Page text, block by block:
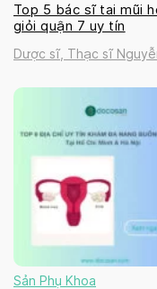
Top 5 bác sĩ tai mũi
giỏi quận 7 uy tín
Dược sĩ, Thạc sĩ
Sản Phụ Khoa